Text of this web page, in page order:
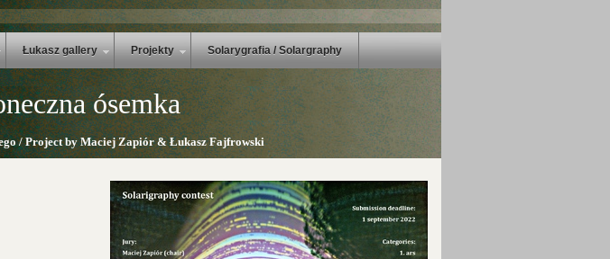
Łukasz gallery Projekty Solarygrafia / Solargraphy
ósemka
/ Project by Maciej Zapiór & Łukasz Fajfrowski